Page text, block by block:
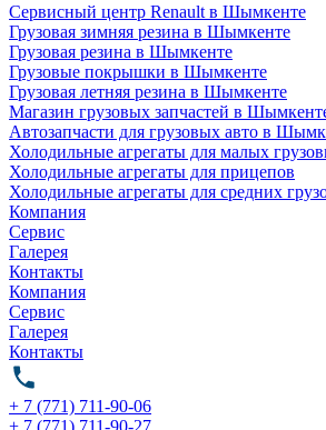
Сервисный центр Renault в Шымкенте
Грузовая зимняя резина в Шымкенте
Грузовая резина в Шымкенте
Грузовые покрышки в Шымкенте
Грузовая летняя резина в Шымкенте
Магазин грузовых запчастей в
Автозапчасти для грузовых авто в
Холодильные агрегаты для малых
Холодильные агрегаты для прицепов
Холодильные агрегаты для средних
Компания
Сервис
Галерея
Контакты
Компания
Сервис
Галерея
Контакты
+ 7 (771) 711-90-06
+ 7 (771) 711-90-27